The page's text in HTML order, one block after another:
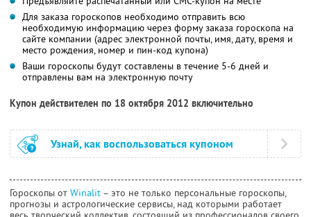
Для заказа гороскопов необходимо отправить всю
необходимую информацию через форму заказа гороскопа на
сайте компании (адрес электронной почты, имя, дату, время и
место рождения, номер и пин-код купона)
Ваши гороскопы будут составлены в течение 5-6 дней и
отправлены вам на электронную почту
Купон действителен по 18 октября 2012 включительно
Узнай, как воспользоваться купоном
Гороскопы от Winalit – это не только персональные гороскопы,
прогнозы и астрологические сервисы, над которыми работает